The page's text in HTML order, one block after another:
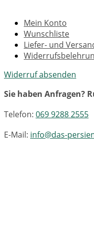
Mein Konto
Wunschliste
Liefer- und
Widerruf absenden
Sie haben Anfragen?
Telefon: 069 9288 2555
E-Mail: info@das-